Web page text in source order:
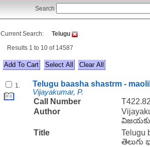
Search
Current Search: Telugu
Results 1 to 10 of 14587
Select All
1. Telugu baasha shastrm -
Vijayakumar, P.
Call Number
Author
Title
Telugu
తెలుగు